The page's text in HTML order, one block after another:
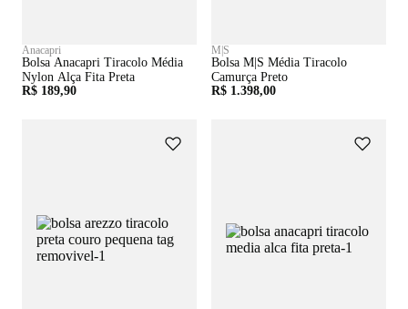
Anacapri
Bolsa Anacapri Tiracolo Média
Nylon Alça Fita Preta
R$ 189,90
M|S
Bolsa M|s Média Tiracolo
Camurça Preto
R$ 1.398,00